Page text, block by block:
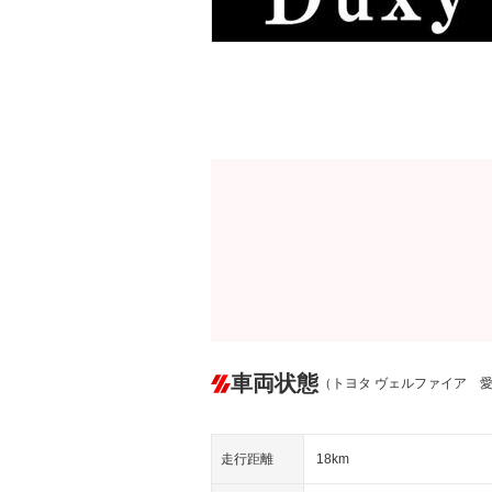
車両状態 （トヨタ ヴェルファイア
走行距離 18km